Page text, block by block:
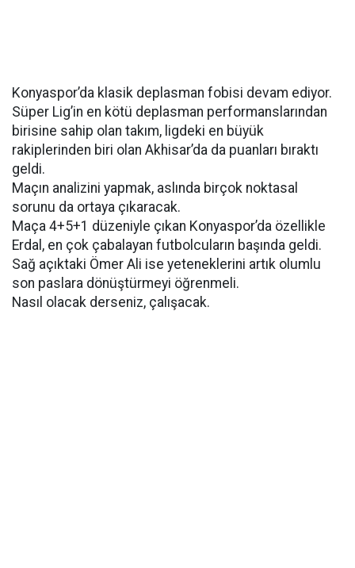
Konyaspor’da klasik deplasman fobisi devam ediyor.
Süper Lig’in en kötü deplasman performanslarından
birisine sahip olan takım, ligdeki en büyük
rakiplerinden biri olan Akhisar’da da puanları bıraktı
geldi.
Maçın analizini yapmak, aslında birçok noktasal
sorunu da ortaya çıkaracak.
Maça 4+5+1 düzeniyle çıkan Konyaspor’da özellikle
Erdal, en çok çabalayan futbolcuların başında geldi.
Sağ açıktaki Ömer Ali ise yeteneklerini artık olumlu
son paslara dönüştürmeyi öğrenmeli.
Nasıl olacak derseniz, çalışacak.